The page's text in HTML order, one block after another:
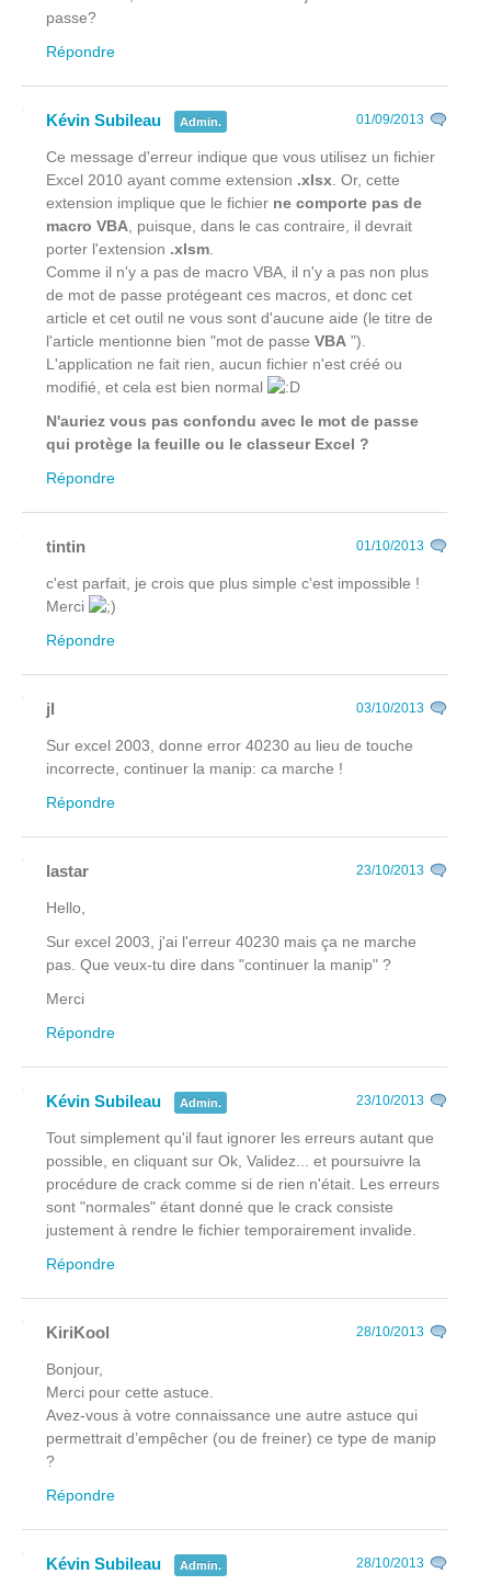
passe?
Répondre
Kévin Subileau Admin. 01/09/2013
Ce message d'erreur indique que vous utilisez un fichier
Excel 2010 ayant comme extension .xlsx . Or, cette
extension implique que le fichier ne comporte pas de
macro VBA , puisque, dans le cas contraire, il devrait
porter l'extension .xlsm
Comme il n'y a pas de macro VBA, il n'y a pas non plus
de mot de passe protégeant ces macros, et donc cet
article et cet outil ne vous sont d'aucune aide (le titre de
l'article mentionne bien "mot de passe VBA ").
L'application ne fait rien, aucun fichier n'est créé ou
modifié, et cela est bien normal
N'auriez vous pas confondu avec le mot de passe
qui protège la feuille ou le classeur Excel ?
Répondre
tintin 01/10/2013
c'est parfait, je crois que plus simple c'est impossible !
Merci
Répondre
jl 03/10/2013
Sur excel 2003, donne error 40230 au lieu de touche
incorrecte, continuer la manip: ca marche !
Répondre
lastar 23/10/2013
Hello,
Sur excel 2003, j'ai l'erreur 40230 mais ça ne marche
pas. Que veux-tu dire dans "continuer la manip" ?
Merci
Répondre
Kévin Subileau Admin. 23/10/2013
Tout simplement qu'il faut ignorer les erreurs autant que
possible, en cliquant sur Ok, Validez... et poursuivre la
procédure de crack comme si de rien n'était. Les erreurs
sont "normales" étant donné que le crack consiste
justement à rendre le fichier temporairement invalide.
Répondre
KiriKool 28/10/2013
Bonjour,
Merci pour cette astuce.
Avez-vous à votre connaissance une autre astuce qui
permettrait d’empêcher (ou de freiner) ce type de manip
?
Répondre
Kévin Subileau Admin. 28/10/2013